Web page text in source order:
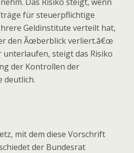
für steuerpflichtige
Geldinstitute verteilt hat,
den Ãœberblick verliert.â€œ
unterlaufen, steigt das Risiko
der Kontrollen der
deutlich.
mit dem diese Vorschrift
der Bundesrat